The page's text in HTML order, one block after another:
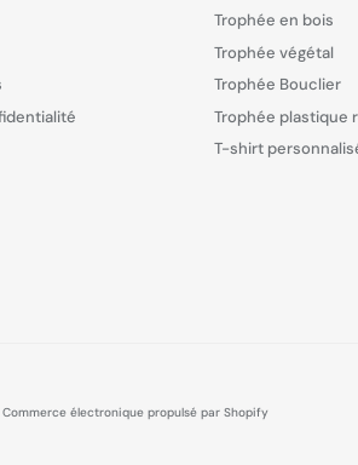
Trophée en bois
Trophée végétal
Trophée Bouclier
Trophée plastique
T-shirt
Commerce électronique propulsé par Shopify